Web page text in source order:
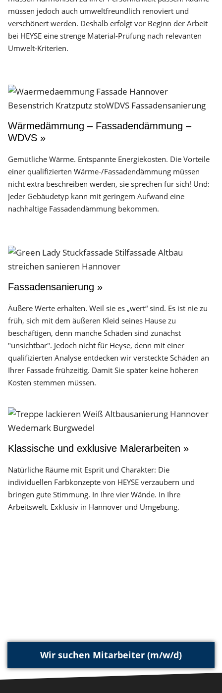
müssen jedoch auch umweltfreundlich renoviert und
verschönert werden. Deshalb erfolgt vor Beginn der Arbeit
bei HEYSE eine strenge Material-Prüfung nach relevanten
Umwelt-Kriterien.
Wärmedämmung – Fassadendämmung –
WDVS »
Gemütliche Wärme. Entspannte Energiekosten. Die Vorteile
einer qualifizierten Wärme-/Fassadendämmung müssen
nicht extra beschreiben werden, sie sprechen für sich! Und:
Jeder Gebäudetyp kann mit geringem Aufwand eine
nachhaltige Fassadendämmung bekommen.
Fassadensanierung »
Äußere Werte erhalten. Weil sie es „wert“ sind. Es ist nie zu
früh, sich mit dem äußeren Kleid seines Hause zu
beschäftigen, denn manche Schäden sind zunächst
"unsichtbar". Jedoch nicht für Heyse, denn mit einer
qualifizierten Analyse entdecken wir versteckte Schäden an
Ihrer Fassade frühzeitig. Damit Sie später keine höheren
Kosten stemmen müssen.
Klassische und exklusive Malerarbeiten »
Natürliche Räume mit Esprit und Charakter: Die
individuellen Farbkonzepte von HEYSE verzaubern und
bringen gute Stimmung. In Ihre vier Wände. In Ihre
Arbeitswelt. Exklusiv in Hannover und Umgebung.
Wir suchen Mitarbeiter (m/w/d)